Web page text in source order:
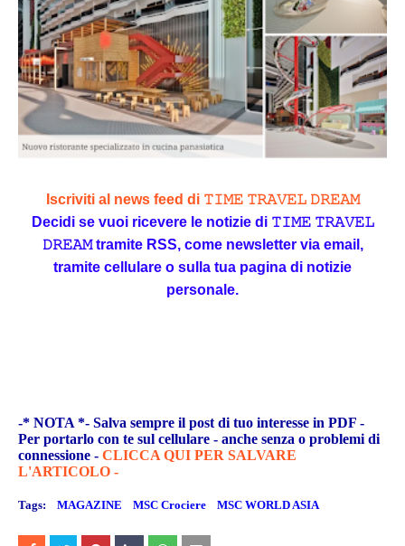
Iscriviti al news feed di 𝚃𝙸𝙼𝙴 𝚃𝚁𝙰𝚅𝙴𝙻 𝙳𝚁𝙴𝙰𝙼
Decidi se vuoi ricevere le notizie di 𝚃𝙸𝙼𝙴 𝚃𝚁𝙰𝚅𝙴𝙻
𝙳𝚁𝙴𝙰𝙼 tramite RSS, come newsletter via email,
tramite cellulare o sulla tua pagina di notizie
personale.
-* NOTA *- Salva sempre il post di tuo interesse in PDF -
Per portarlo con te sul cellulare - anche senza o problemi di
connessione - CLICCA QUI PER SALVARE
L'ARTICOLO -
Tags: MAGAZINE MSC Crociere MSC WORLD ASIA